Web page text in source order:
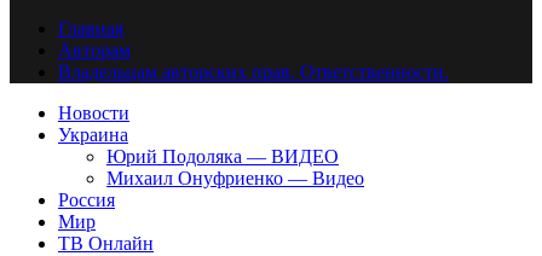
Главная
Авторам
Владельцам авторских прав. Ответственности.
Новости
Украина
Юрий Подоляка — ВИДЕО
Михаил Онуфриенко — Видео
Россия
Мир
ТВ Онлайн